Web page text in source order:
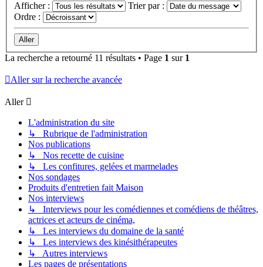
Afficher :
Trier par :
Ordre :
La recherche a retourné 11 résultats • Page 1 sur 1
Aller sur la recherche avancée
Aller
L'administration du site
↳ Rubrique de l'administration
Nos publications
↳ Nos recette de cuisine
↳ Les confitures, gelées et marmelades
Nos sondages
Produits d'entretien fait Maison
Nos interviews
↳ Interviews pour les comédiennes et comédiens de théâtres,
actrices et acteurs de cinéma,
↳ Les interviews du domaine de la santé
↳ Les interviews des kinésithérapeutes
↳ Autres interviews
Les pages de présentations